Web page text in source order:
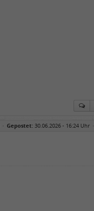
· Gepostet: 30.06.2026 - 16:24 Uhr ·